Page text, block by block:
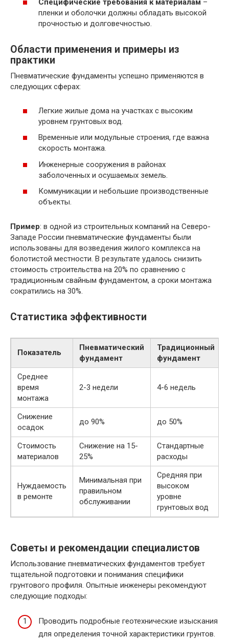
Специфические требования к материалам –
пленки и оболочки должны обладать высокой
прочностью и долговечностью.
Области применения и примеры из
практики
Пневматические фундаменты успешно применяются в
следующих сферах:
Легкие жилые дома на участках с высоким
уровнем грунтовых вод.
Временные или модульные строения, где важна
скорость монтажа.
Инженерные сооружения в районах
заболоченных и осушаемых земель.
Коммуникации и небольшие производственные
объекты.
Пример: в одной из строительных компаний на Северо-
Западе России пневматические фундаменты были
использованы для возведения жилого комплекса на
болотистой местности. В результате удалось снизить
стоимость строительства на 20% по сравнению с
традиционным свайным фундаментом, а сроки монтажа
сократились на 30%.
Статистика эффективности
Показатель
Пневматический
фундамент
Традиционный
фундамент
Среднее
время
монтажа
2-3 недели 4-6 недель
Снижение
осадок
до 90% до 50%
Стоимость
материалов
Снижение на 15-
25%
Стандартные
расходы
Нуждаемость
в ремонте
Минимальная при
правильном
обслуживании
Средняя при
высоком
уровне
грунтовых вод
Советы и рекомендации специалистов
Использование пневматических фундаментов требует
тщательной подготовки и понимания специфики
грунтового профиля. Опытные инженеры рекомендуют
следующие подходы:
Проводить подробные геотехнические изыскания
для определения точной характеристики грунтов.